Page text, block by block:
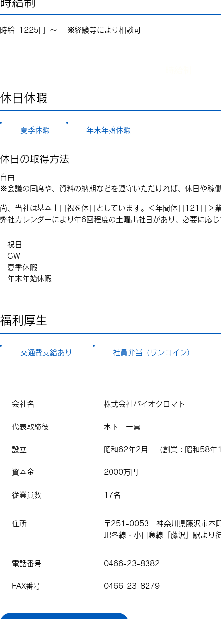
時給 1225円 ～ ※経験等により相談可
休日休暇
夏季休暇 年末年始休暇
休日の取得方法
自由
※会議の同席や、資料の納期などを遵守いただければ、休日や稼
尚、当社は基本土日祝を休日としています。＜年間休日121日＞
弊社カレンダーにより年6回程度の土曜出社日があり、必要に応
祝日
GW
夏季休暇
年末年始休暇
福利厚生
交通費支給あり ​社員弁当（ワンコイン）
会社名 株式会社バイオクロマト
代表取締役 木下 一真
設立 昭和62年2月 （創業：昭和58年
資本金 2000万円
従業員数 17名
住所
〒251-0053 神奈川県藤沢市本
JR各線・小田急線「藤沢」駅より
電話番号 0466-23-8382
FAX番号 0466-23-8279